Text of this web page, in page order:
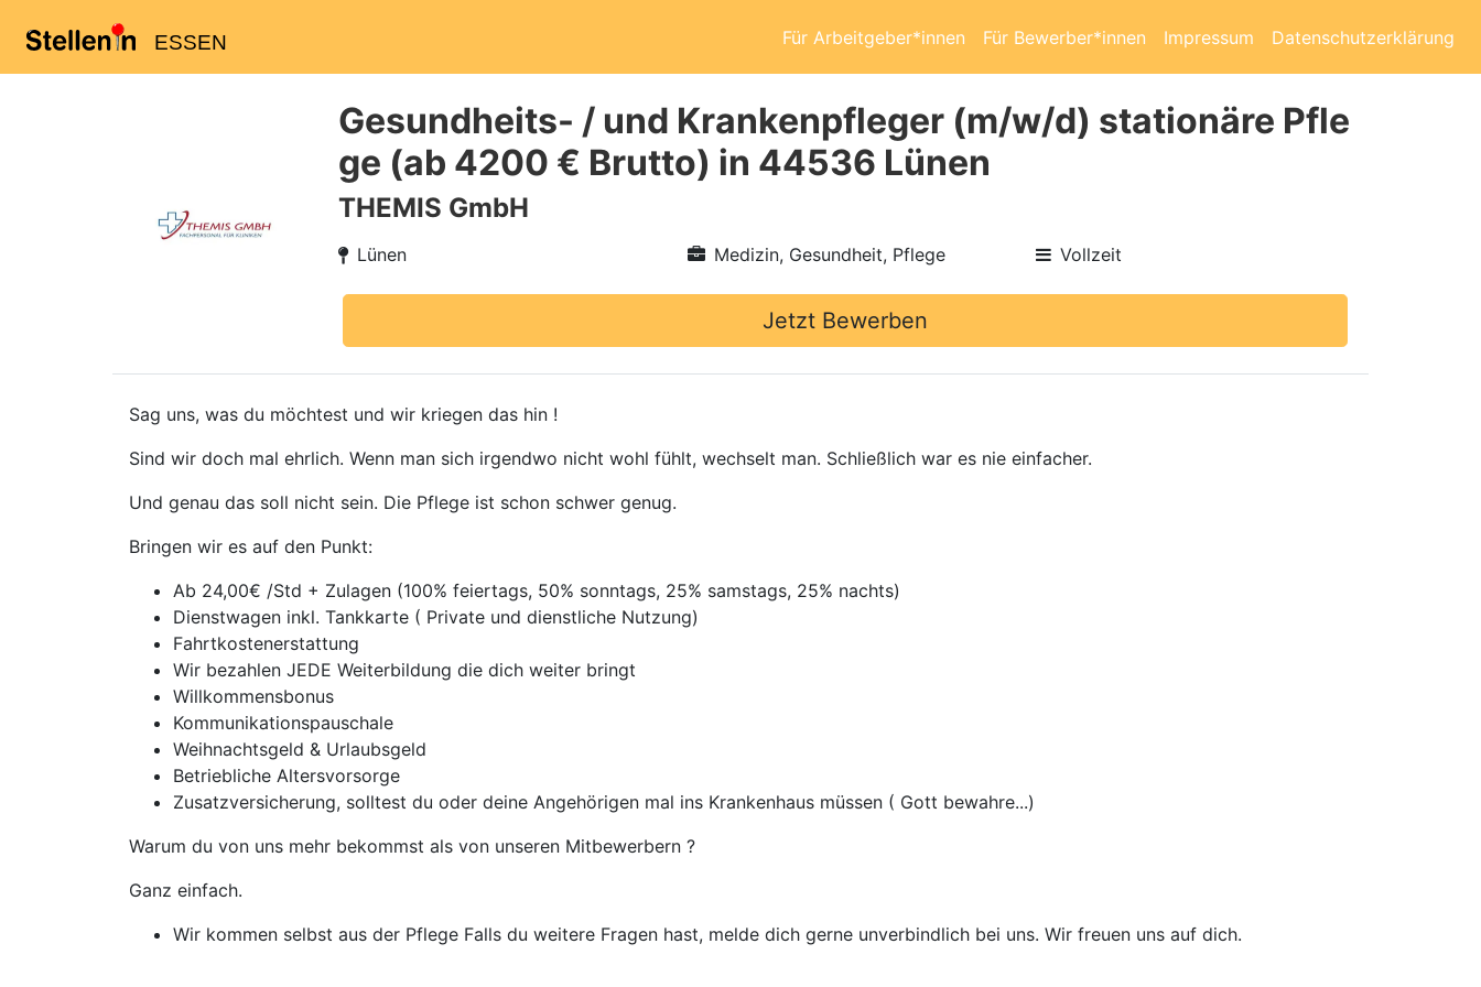
ESSEN Für Arbeitgeber*innen Für Bewerber*innen Impressum Datenschutzerklärung
Gesundheits- / und Krankenpfleger (m/w/d) stationäre Pfle
ge (ab 4200 € Brutto) in 44536 Lünen
THEMIS GmbH
Lünen Medizin, Gesundheit, Pflege Vollzeit
Jetzt Bewerben
Sag uns, was du möchtest und wir kriegen das hin !
Sind wir doch mal ehrlich. Wenn man sich irgendwo nicht wohl fühlt, wechselt man. Schließlich war es nie einfacher.
Und genau das soll nicht sein. Die Pflege ist schon schwer genug.
Bringen wir es auf den Punkt:
Ab 24,00€ /Std + Zulagen (100% feiertags, 50% sonntags, 25% samstags, 25% nachts)
Dienstwagen inkl. Tankkarte ( Private und dienstliche Nutzung)
Fahrtkostenerstattung
Wir bezahlen JEDE Weiterbildung die dich weiter bringt
Willkommensbonus
Kommunikationspauschale
Weihnachtsgeld & Urlaubsgeld
Betriebliche Altersvorsorge
Zusatzversicherung, solltest du oder deine Angehörigen mal ins Krankenhaus müssen ( Gott bewahre...)
Warum du von uns mehr bekommst als von unseren Mitbewerbern ?
Ganz einfach.
Wir kommen selbst aus der Pflege Falls du weitere Fragen hast, melde dich gerne unverbindlich bei uns. Wir freuen uns auf dich.